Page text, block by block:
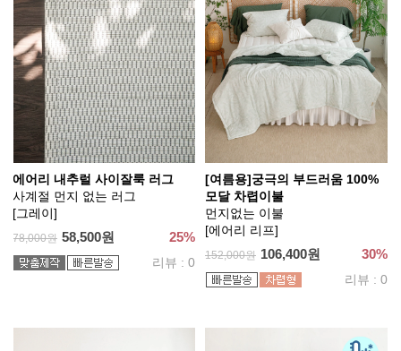
에어리 내추럴 사이잘룩 러그
사계절 먼지 없는 러그
[그레이]
78,000원 58,500원 25%
리뷰 : 0
[여름용]궁극의 부드러움 100%
모달 차렵이불
먼지없는 이불
[에어리 리프]
152,000원 106,400원 30%
리뷰 : 0